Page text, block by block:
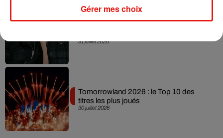
31 juillet 2026
30 juillet 2026
Tomorrowland 2026 : le Top 10 des
titres les plus joués
Gérer mes choix